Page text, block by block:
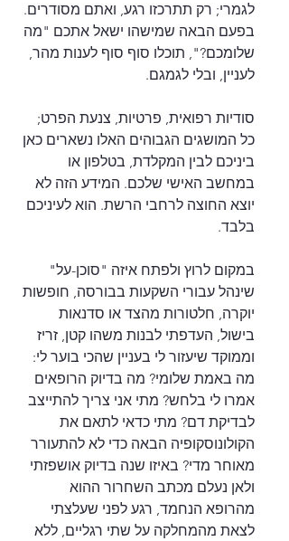
לגמרי; רק תתרכזו רגע, ואתם מסודרים.
בפעם הבאה שמישהו ישאל אתכם "מה
שלומכם?", תוכלו סוף סוף לענות מהר,
לעניין, ובלי לגמגם.
סודיות רפואית, פרטיות, צנעת הפרט;
כל המושגים הגבוהים האלו נשארים כאן
ביניכם לבין המקלדת, בטלפון או
במחשב האישי שלכם. המידע הזה לא
יוצא החוצה לרחבי הרשת. הוא לעיניכם
בלבד.
במקום לרוץ ולפתח איזה "סוכן-על"
שינהל עבורי השקעות בבורסה, חופשות
יוקרה, חלטורות מהצד או סדנאות
בישול, העדפתי לבנות משהו קטן, זריז
וממוקד שיעזור לי בעניין שהכי בוער לי:
מה באמת שלומי? מה בדיוק הרופאים
אמרו לי בלחש? מתי אני צריך להתייצב
לבדיקת דם? מתי כדאי לתאם את
הקולונוסקופיה הבאה כדי לא להתעורר
מאוחר מדי? באיזו שנה בדיוק אושפזתי
ולאן נעלם מכתב השחרור ההוא
מהרופא הנחמד, רגע לפני שעלצתי
לצאת מהמחלקה על שתי רגליים, ללא